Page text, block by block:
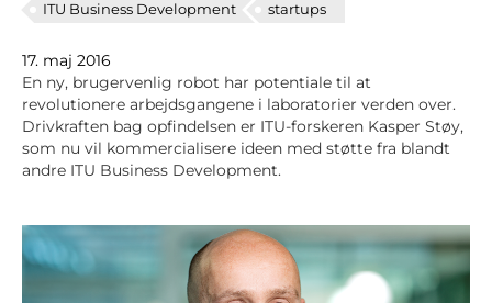
ITU Business Development
startups
17. maj 2016
En ny, brugervenlig robot har potentiale til at
revolutionere arbejdsgangene i laboratorier verden over.
Drivkraften bag opfindelsen er ITU-forskeren Kasper Støy,
som nu vil kommercialisere ideen med støtte fra blandt
andre ITU Business Development.